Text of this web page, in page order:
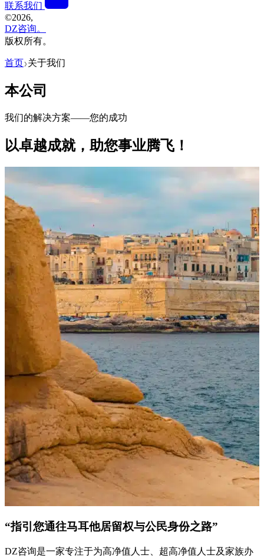
联系我们
©2026,
DZ咨询。
版权所有。
首页❯ 关于我们
本公司
我们的解决方案——您的成功
以卓越成就，助您事业腾飞！
“指引您通往马耳他居留权与公民身份之路”
DZ咨询是一家专注于为高净值人士、超高净值人士及家族办